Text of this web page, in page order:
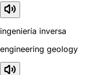
ingeniería inversa
engineering geology